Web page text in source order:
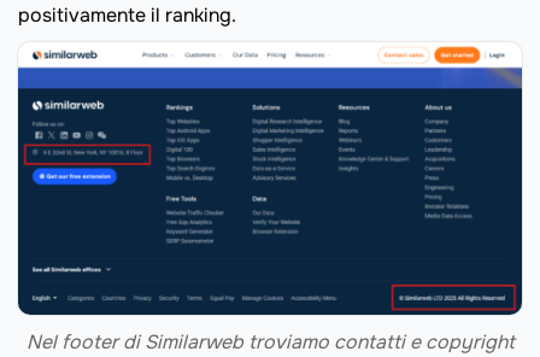
positivamente il ranking.
Nel footer di Similarweb troviamo contatti e copyright